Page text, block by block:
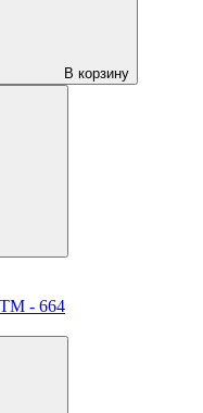
В корзину